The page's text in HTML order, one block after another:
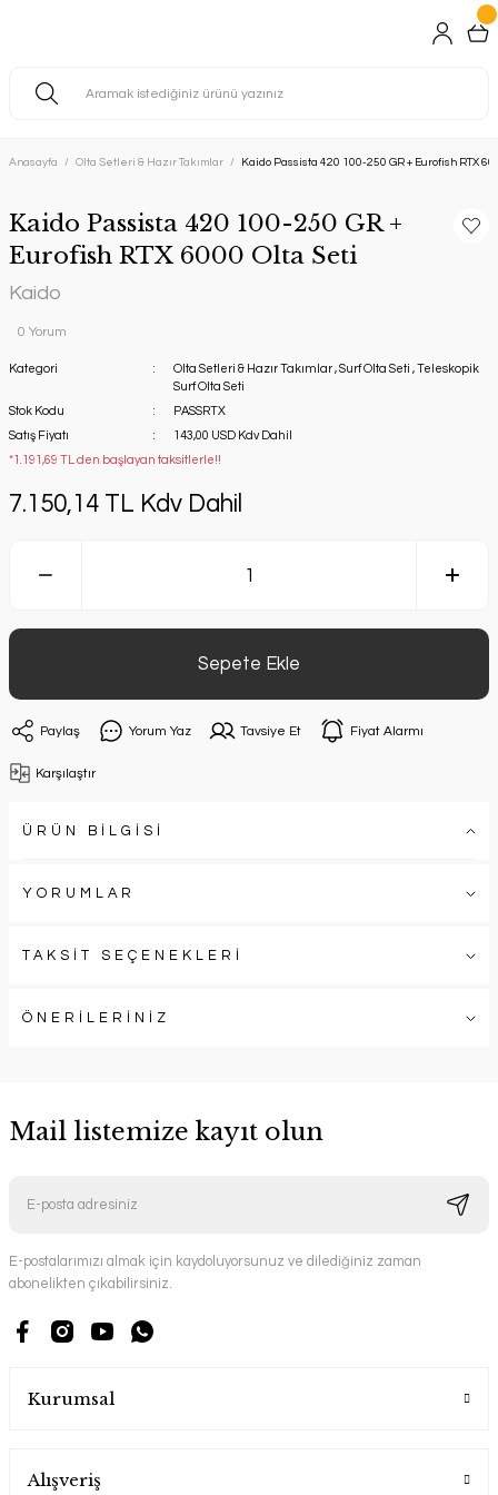
Anasayfa Olta Setleri & Hazır Takımlar Kaido Passista 420 100-250 GR + Eurofish RTX
Kaido Passista 420 100-250 GR +
Eurofish RTX 6000 Olta Seti
Kaido
0 Yorum
Kategori Olta Setleri & Hazır Takımlar ,Surf Olta Seti ,Teleskopik
Surf Olta Seti
Stok Kodu
PASSRTX
Satış Fiyatı
143,00 USD Kdv Dahil
*1.191,69 TL den başlayan taksitlerle!!
7.150,14 TL Kdv Dahil
Sepete Ekle
Paylaş Yorum Yaz Tavsiye Et Fiyat Alarmı
Karşılaştır
ÜRÜN BİLGİSİ
YORUMLAR
TAKSİT SEÇENEKLERİ
ÖNERİLERİNİZ
Mail listemize kayıt olun
E-postalarımızı almak için kaydoluyorsunuz ve dilediğiniz zaman
abonelikten çıkabilirsiniz.
Kurumsal
Alışveriş